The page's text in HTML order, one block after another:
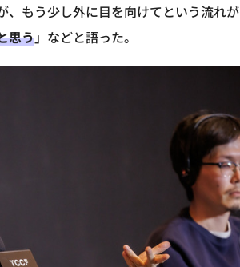
、もう少し外に目を向けてという流れが
思う」などと語った。